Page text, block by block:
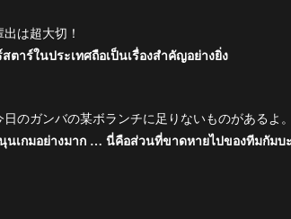
は超大切！
าร์ในประเทศถือเป็นเรื่องสำคัญอย่างยิ่ง
のガンバの某ボランチに足りないものがあるよ
เกมอย่างมาก … นี่คือส่วนที่ขาดหายไปของทีมกัมบ